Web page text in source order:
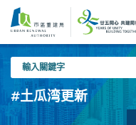
要
入
關
鍵
#土瓜湾更新